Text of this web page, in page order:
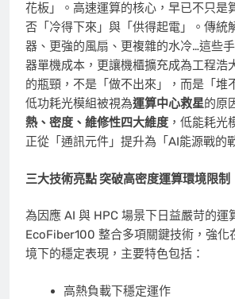
花板」。高速運算的核心，早已不只是
否「冷得下來」與「供得起電」。傳統
器、更強的風扇、更複雜的水冷…這些
器單機成本，更讓機櫃擴充成為工程浩
的瓶頸，不是「做不出來」，而是「堆
低功耗光模組被視為運算中心救星的原
熱、密度、維修性四大維度 ，低能耗光
正從「通訊元件」提升為「AI能源戰的
三大技術亮點 突破高密度運算環境限制
為因應 AI 與 HPC 場景下日益嚴苛的運
EcoFiber100 整合多項關鍵技術，強化
境下的穩定表現，主要特色包括：
高熱負載下穩定運作